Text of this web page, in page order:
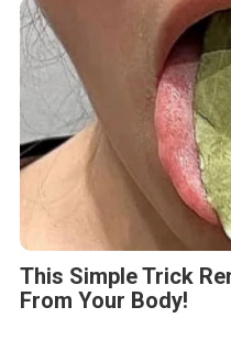
This Simple Trick
From Your Body!